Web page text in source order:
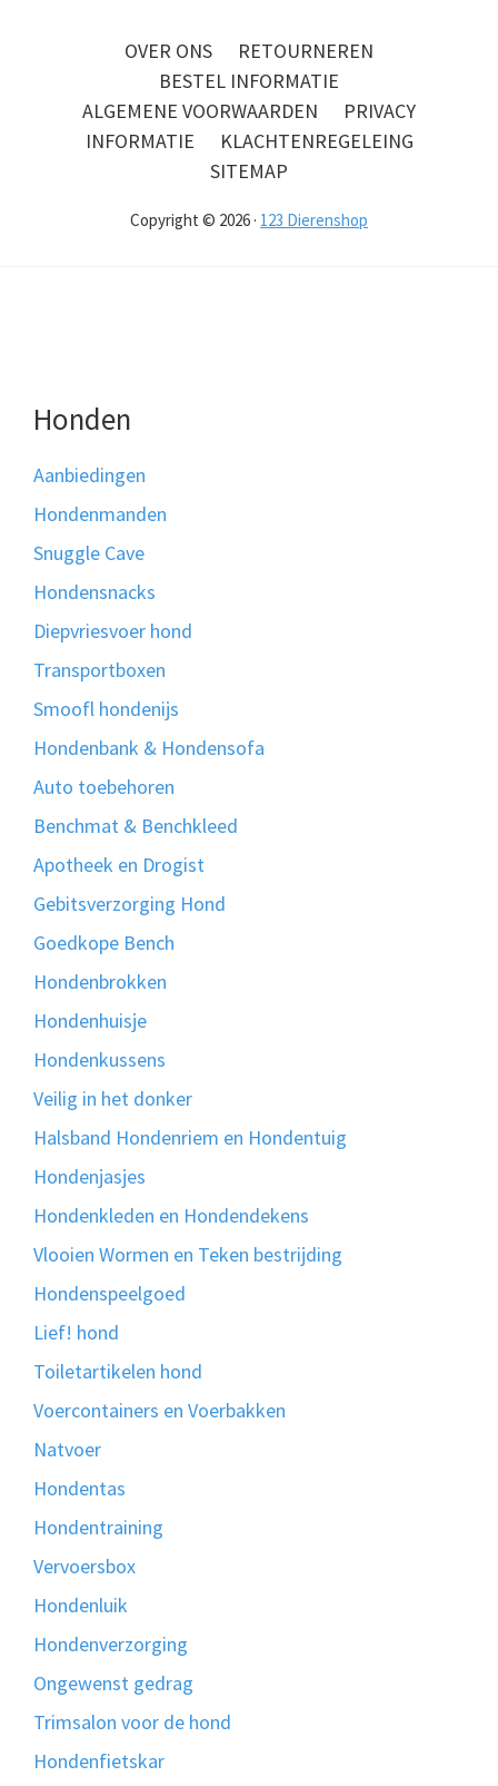
OVER ONS
RETOURNEREN
BESTEL INFORMATIE
ALGEMENE VOORWAARDEN
PRIVACY
INFORMATIE
KLACHTENREGELEING
SITEMAP
Copyright © 2026 · 123 Dierenshop
Honden
Aanbiedingen
Hondenmanden
Snuggle Cave
Hondensnacks
Diepvriesvoer hond
Transportboxen
Smoofl hondenijs
Hondenbank & Hondensofa
Auto toebehoren
Benchmat & Benchkleed
Apotheek en Drogist
Gebitsverzorging Hond
Goedkope Bench
Hondenbrokken
Hondenhuisje
Hondenkussens
Veilig in het donker
Halsband Hondenriem en Hondentuig
Hondenjasjes
Hondenkleden en Hondendekens
Vlooien Wormen en Teken bestrijding
Hondenspeelgoed
Lief! hond
Toiletartikelen hond
Voercontainers en Voerbakken
Natvoer
Hondentas
Hondentraining
Vervoersbox
Hondenluik
Hondenverzorging
Ongewenst gedrag
Trimsalon voor de hond
Hondenfietskar